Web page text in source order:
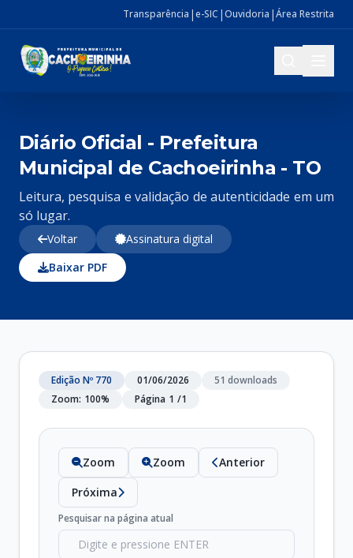
Transparência |e-SIC |Ouvidoria |Área Restrita
Diário Oficial - Prefeitura
Municipal de Cachoeirinha - TO
Leitura, pesquisa e validação de autenticidade em um
só lugar.
Voltar
Assinatura digital
Baixar PDF
Edição Nº 770 01/06/2026
51 downloads
Zoom: 100% Página 1 /1
Zoom Zoom
Anterior
Próxima
Pesquisar na página atual